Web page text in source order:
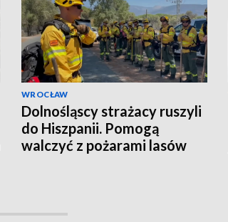
WROCŁAW
Dolnośląscy strażacy ruszyli
do Hiszpanii. Pomogą
walczyć z pożarami lasów